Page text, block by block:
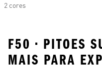
2 cores
F50 • PITOES
MAIS PARA